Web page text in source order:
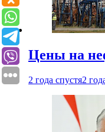
Цены на
2 года спустя2